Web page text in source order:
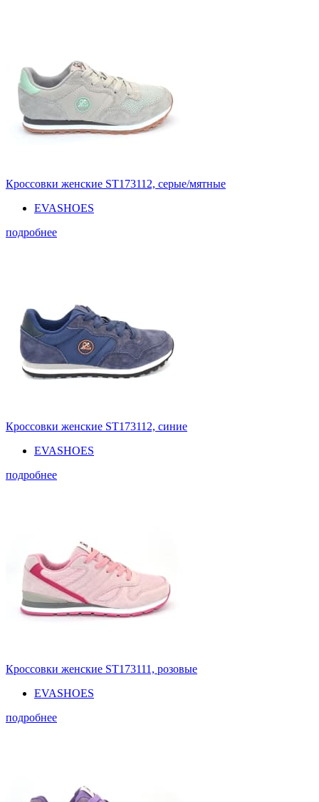
Кроссовки женские ST173112, серые/мятные
EVASHOES
подробнее
Кроссовки женские ST173112, синие
EVASHOES
подробнее
Кроссовки женские ST173111, розовые
EVASHOES
подробнее